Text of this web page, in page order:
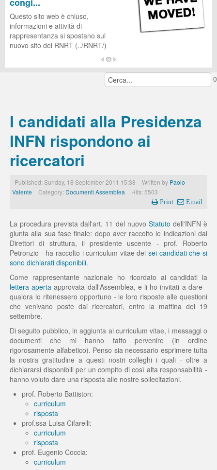
Questo sito web è chiuso,
informazioni e attività di
rappresentanza si spostano sul
nuovo sito del RNRT (../RNRT/)
0
I candidati alla Presidenza
INFN rispondono ai
ricercatori
Published: Sunday, 18 September 2011 15:38 Written by Paolo
Valente
Category: Documenti Assemblea Hits: 5503
Print Email
La procedura prevista dall'art. 11 del nuovo Statuto dell'INFN è
giunta alla sua fase finale: dopo aver raccolto le indicazioni dai
Direttori di struttura, il presidente uscente - prof. Roberto
Petronzio - ha raccolto i curriculum vitae deisei candidati che si
sono dichiarati disponibili.
Come rappresentante nazionale ho ricordato ai candidati la
lettera aperta approvata dall'Assemblea, e li ho invitati a dare -
qualora lo ritenessero opportuno - le loro risposte alle questioni
che venivano poste dai ricercatori, entro la mattina del 19
settembre.
Di seguito pubblico, in aggiunta ai curriculum vitae, i messaggi o
documenti che mi hanno fatto pervenire (in ordine
rigorosamente alfabetico). Penso sia necessario esprimere tutta
la nostra gratitudine a questi nostri colleghi i quali - oltre a
dichiararsi disponibili per un compito di così alta responsabilità -
hanno voluto dare una risposta alle nostre sollecitazioni.
prof. Roberto Battiston:
curriculum
risposta
prof.ssa Luisa Cifarelli:
curriculum
risposta
prof. Eugenio Coccia:
curriculum
CUG